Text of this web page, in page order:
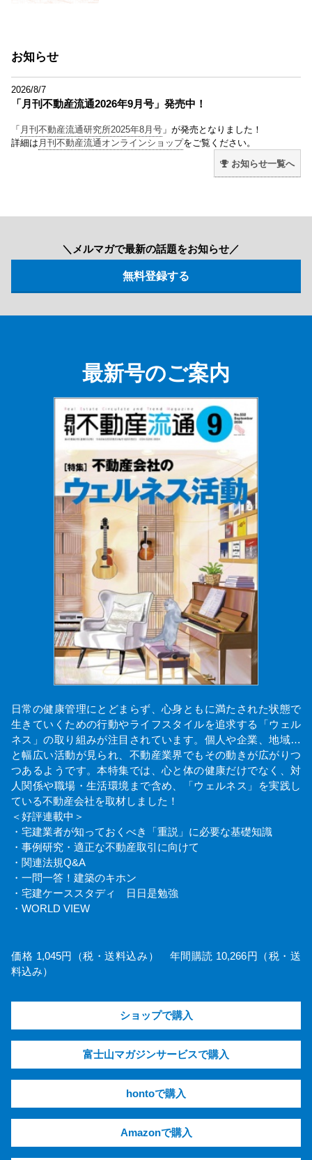
お知らせ
2026/8/7
「月刊不動産流通2026年9月号」発売中！
「 月刊不動産流通研究所2025年8月号 」が発売となりました！
詳細は 月刊不動産流通オンラインショップをご覧ください。
お知らせ一覧へ
＼メルマガで最新の話題をお知らせ／
最新号のご案内
日常の健康管理にとどまらず、心身ともに満たされた状態で
生きていくための行動やライフスタイルを追求する「ウェル
ネス」の取り組みが注目されています。個人や企業、地域…
と幅広い活動が見られ、不動産業界でもその動きが広がりつ
つあるようです。本特集では、心と体の健康だけでなく、対
人関係や職場・生活環境まで含め、「ウェルネス」を実践し
ている不動産会社を取材しました！
＜好評連載中＞
・宅建業者が知っておくべき「重説」に必要な基礎知識
・事例研究・適正な不動産取引に向けて
・関連法規Q&A
・一問一答！建築のキホン
・宅建ケーススタディ 日日是勉強
・WORLD VIEW
価格 1,045円（税・送料込み） 年間購読 10,266円（税・送
料込み）
ショップで購入
富士山マガジンサービスで購入
hontoで購入
Amazonで購入